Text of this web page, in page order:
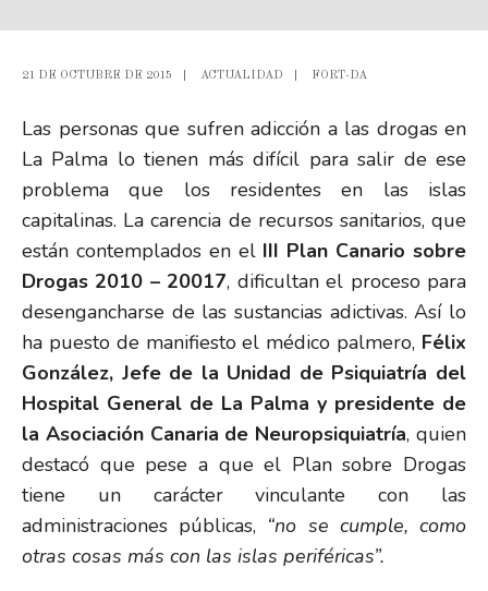
21 DE OCTUBRE DE 2015 ACTUALIDAD FORT-DA
Las personas que sufren adicción a las drogas en
La Palma lo tienen más difícil para salir de ese
problema que los residentes en las islas
capitalinas. La carencia de recursos sanitarios, que
están contemplados en el III Plan Canario sobre
Drogas 2010 – 20017, dificultan el proceso para
desengancharse de las sustancias adictivas. Así lo
ha puesto de manifiesto el médico palmero, Félix
González, Jefe de la Unidad de Psiquiatría del
Hospital General de La Palma y presidente de
la Asociación Canaria de Neuropsiquiatría, quien
destacó que pese a que el Plan sobre Drogas
tiene un carácter vinculante con las
administraciones públicas, “no se cumple, como
otras cosas más con las islas periféricas”.